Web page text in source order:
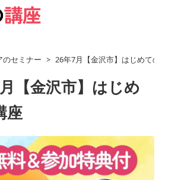
のセミナー > 26年7月【金沢市】はじめてのお金
【金沢市】はじめ
座